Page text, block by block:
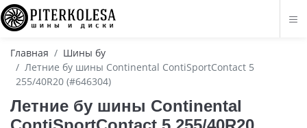
Главная
Шины бу
Летние бу шины Continental ContiSportContact 5
255/40R20 (#646304)
Летние бу шины Continental